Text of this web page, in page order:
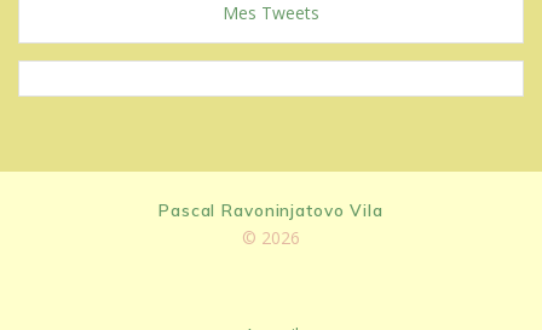
Mes Tweets
Pascal Ravoninjatovo Vila
© 2026